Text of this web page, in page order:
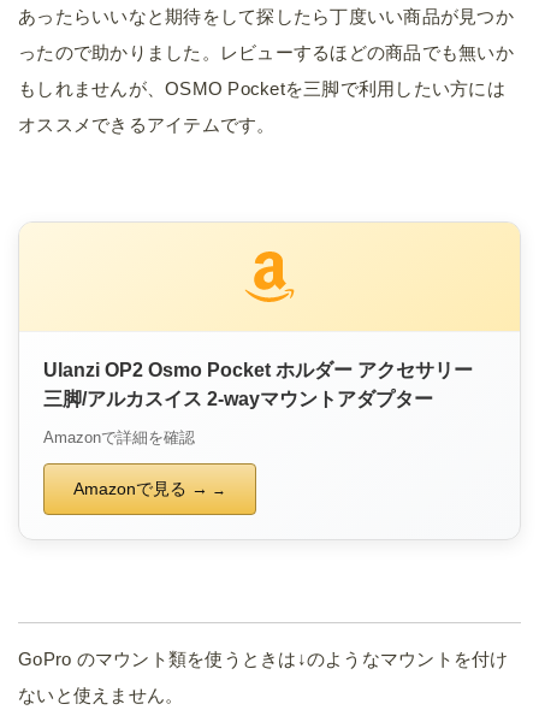
あったらいいなと期待をして探したら丁度いい商品が見つか
ったので助かりました。レビューするほどの商品でも無いか
もしれませんが、OSMO Pocketを三脚で利用したい方には
オススメできるアイテムです。
Ulanzi OP2 Osmo Pocket ホルダー アクセサリー
三脚/アルカスイス 2-wayマウントアダプター
Amazonで詳細を確認
Amazonで見る →
GoPro のマウント類を使うときは↓のようなマウントを付け
ないと使えません。